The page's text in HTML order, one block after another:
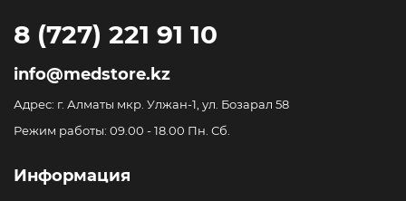
8 (727) 221 91 10
info@medstore.kz
Адрес: г. Алматы мкр. Улжан-1, ул. Бозарал 58
Режим работы: 09.00 - 18.00 Пн. Сб.
Информация